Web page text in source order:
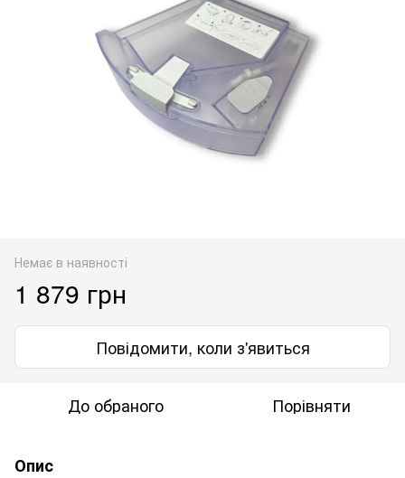
Немає в наявності
1 879 грн
Повідомити, коли з'явиться
До обраного Порівняти
Опис